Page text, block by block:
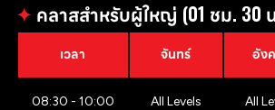
✦ คลาสสำหรับผู้ใหญ่ (01 ชม. 30
เวลา จันทร์ อัง
08:30 - 10:00 All Levels All